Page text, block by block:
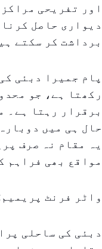
اور تفریحی
دیواری حاصل
برداشت کر سکتے
پام جمیرا دبئی
رکھتا ہے، جو
برقرار رہتا ہے۔
حال ہی میں
یہ مقام نہ صرف
مواقع بھی فراہم
واٹر فرنٹ